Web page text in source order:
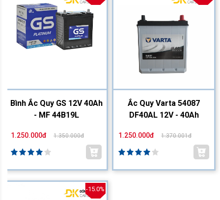
Bình Ắc Quy GS 12V 40Ah
- MF 44B19L
1.250.000đ 1.350.000đ
Ắc Quy Varta 54087
DF40AL 12V - 40Ah
1.250.000đ 1.370.001đ
-15.0%